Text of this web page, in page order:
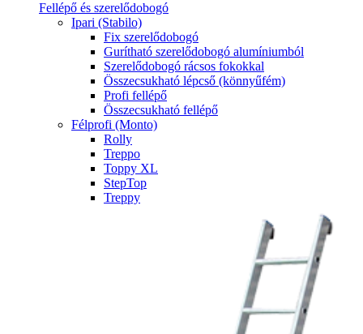
Fellépő és szerelődobogó
Ipari (Stabilo)
Fix szerelődobogó
Gurítható szerelődobogó alumíniumból
Szerelődobogó rácsos fokokkal
Összecsukható lépcső (könnyűfém)
Profi fellépő
Összecsukható fellépő
Félprofi (Monto)
Rolly
Treppo
Toppy XL
StepTop
Treppy